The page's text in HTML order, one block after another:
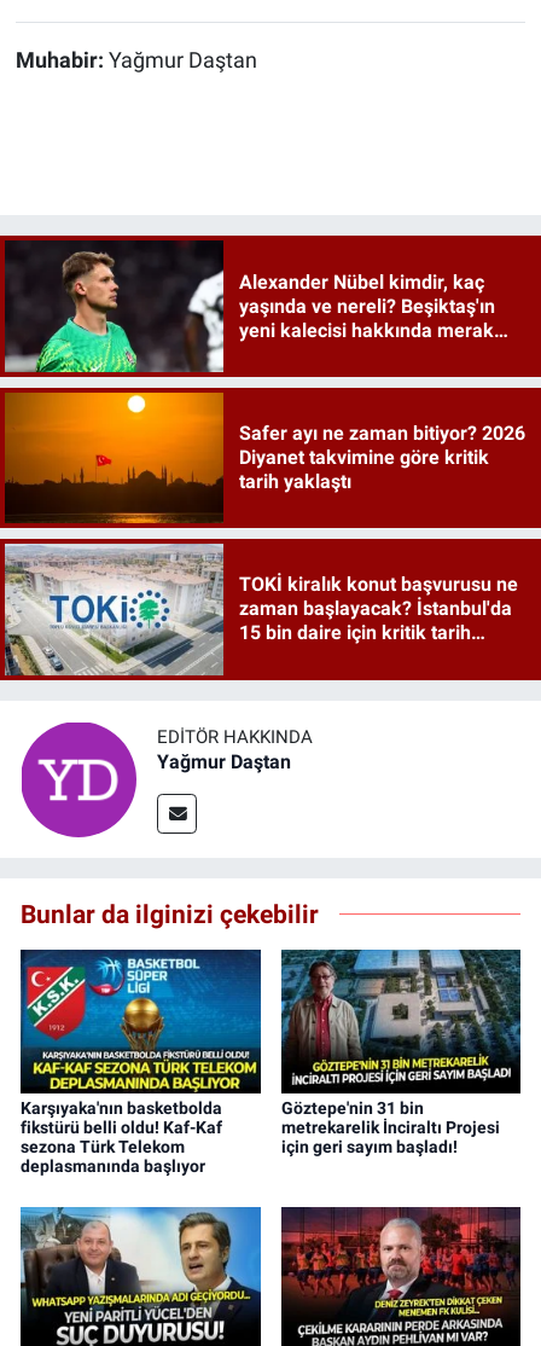
Muhabir: Yağmur Daştan
Alexander Nübel kimdir, kaç
yaşında ve nereli? Beşiktaş'ın
yeni kalecisi hakkında merak
Safer ayı ne zaman bitiyor? 2026
Diyanet takvimine göre kritik
tarih yaklaştı
TOKİ kiralık konut başvurusu ne
zaman başlayacak? İstanbul'da
15 bin daire için kritik tarih
EDITÖR HAKKINDA
Yağmur Daştan
Bunlar da ilginizi çekebilir
Karşıyaka'nın basketbolda
fikstürü belli oldu! Kaf-Kaf
sezona Türk Telekom
deplasmanında başlıyor
Göztepe'nin 31 bin
metrekarelik İnciraltı Projesi
için geri sayım başladı!